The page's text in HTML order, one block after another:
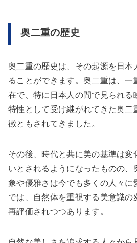
奥二重の歴史
奥二重の歴史は、その起源を日本
ることができます。奥二重は、
在で、特に日本人の間で見られる
特性として受け継がれてきた奥二
徴ともされてきました。
その後、時代と共に美の基準は変
いとされるようになったものの、
象や優雅さは今でも多くの人々に
では、自然体を重視する美意識の
再評価されつつあります。